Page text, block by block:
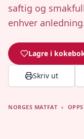
saftig og
enhver
Lagre i
Skriv ut
NORGES MATFAT ›